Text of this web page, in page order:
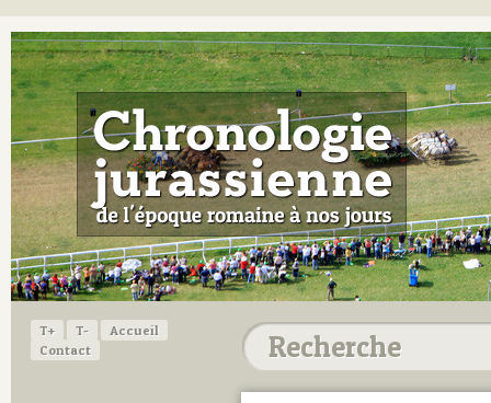
T+ T-
Accueil
Contact